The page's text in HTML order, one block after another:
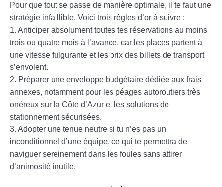
Pour que tout se passe de manière optimale, il te faut une
stratégie infaillible. Voici trois règles d’or à suivre :
1. Anticiper absolument toutes tes réservations au moins
trois ou quatre mois à l’avance, car les places partent à
une vitesse fulgurante et les prix des billets de transport
s’envolent.
2. Préparer une enveloppe budgétaire dédiée aux frais
annexes, notamment pour les péages autoroutiers très
onéreux sur la Côte d’Azur et les solutions de
stationnement sécurisées.
3. Adopter une tenue neutre si tu n’es pas un
inconditionnel d’une équipe, ce qui te permettra de
naviguer sereinement dans les foules sans attirer
d’animosité inutile.